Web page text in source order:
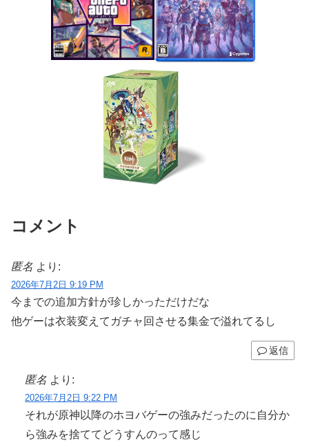
コメント
匿名 より:
2026年7月2日 9:19 PM
今までの追加方針が珍しかっただけだな
他ゲーは衣装変えてガチャ回させる集金で溢れてるし
返信
匿名 より:
2026年7月2日 9:22 PM
それが原神以降のホヨバゲーの強みだったのに自分か
ら強みを捨ててどうすんのって感じ